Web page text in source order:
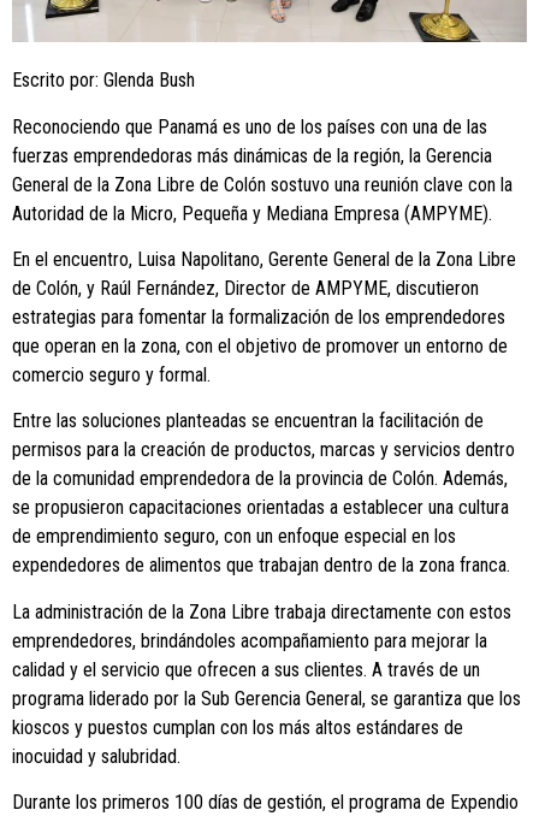
Escrito por: Glenda Bush
Reconociendo que Panamá es uno de los países con una de las
fuerzas emprendedoras más dinámicas de la región, la Gerencia
General de la Zona Libre de Colón sostuvo una reunión clave con la
Autoridad de la Micro, Pequeña y Mediana Empresa (AMPYME).
En el encuentro, Luisa Napolitano, Gerente General de la Zona Libre
de Colón, y Raúl Fernández, Director de AMPYME, discutieron
estrategias para fomentar la formalización de los emprendedores
que operan en la zona, con el objetivo de promover un entorno de
comercio seguro y formal.
Entre las soluciones planteadas se encuentran la facilitación de
permisos para la creación de productos, marcas y servicios dentro
de la comunidad emprendedora de la provincia de Colón. Además,
se propusieron capacitaciones orientadas a establecer una cultura
de emprendimiento seguro, con un enfoque especial en los
expendedores de alimentos que trabajan dentro de la zona franca.
La administración de la Zona Libre trabaja directamente con estos
emprendedores, brindándoles acompañamiento para mejorar la
calidad y el servicio que ofrecen a sus clientes. A través de un
programa liderado por la Sub Gerencia General, se garantiza que los
kioscos y puestos cumplan con los más altos estándares de
inocuidad y salubridad.
Durante los primeros 100 días de gestión, el programa de Expendio